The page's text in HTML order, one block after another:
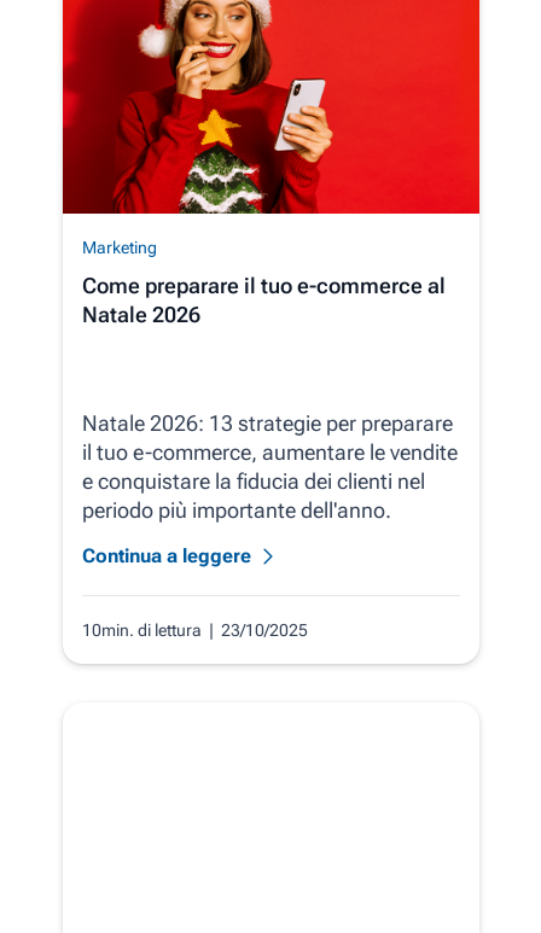
Marketing
Come preparare il tuo e-commerce al
Natale 2026
Natale 2026: 13 strategie per preparare
il tuo e-commerce, aumentare le vendite
e conquistare la fiducia dei clienti nel
periodo più importante dell'anno.
Continua a leggere
10min. di lettura | 23/10/2025